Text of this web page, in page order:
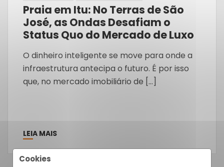
Cookies
Praia em Itu: No Terras de São
José, as Ondas Desafiam o
Status Quo do Mercado de Luxo
O dinheiro inteligente se move para onde a
infraestrutura antecipa o futuro. É por isso
que, no mercado imobiliário de […]
LEIA MAIS